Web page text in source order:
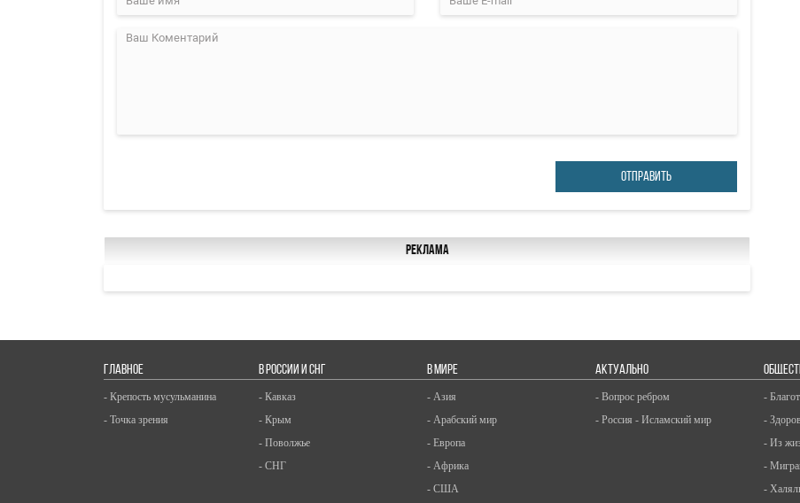
ОТПРАВИТЬ
Реклама
ГЛАВНОЕ
- Крепость мусульманина
- Точка зрения
В РОССИИ И СНГ
- Кавказ
- Крым
- Поволжье
- СНГ
В МИРЕ
- Азия
- Арабский мир
- Европа
- Африка
- США
АКТУАЛЬНО
- Вопрос ребром
- Россия - Исламский мир
-
-
- Из
-
-